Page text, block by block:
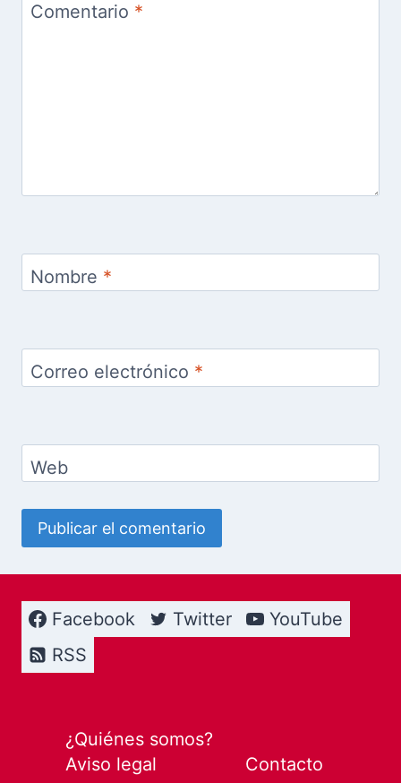
Comentario *
Nombre *
Correo electrónico *
Web
Facebook Twitter
YouTube
RSS
¿Quiénes somos?
Aviso legal
Contacto